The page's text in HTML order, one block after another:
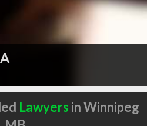
Lawyers in Winnipeg